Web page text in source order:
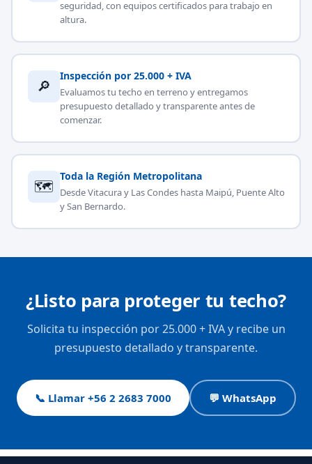
seguridad, con equipos certificados para trabajo en
altura.
🔎
Inspección por 25.000 + IVA
Evaluamos tu techo en terreno y entregamos
presupuesto detallado y transparente antes de
comenzar.
🗺
Toda la Región Metropolitana
Desde Vitacura y Las Condes hasta Maipú, Puente Alto
y San Bernardo.
¿Listo para proteger tu techo?
Solicita tu inspección por 25.000 + IVA y recibe un
presupuesto detallado y transparente.
📞 Llamar +56 2 2683 7000 💬 WhatsApp